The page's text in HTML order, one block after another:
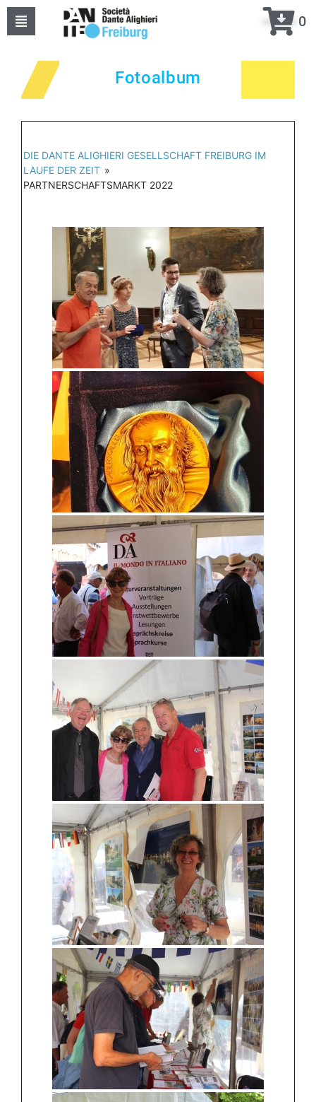
Über uns
Events
Kurse
Projekte
Kontakte
meine DANTE
0
Fotoalbum
DIE DANTE ALIGHIERI GESELLSCHAFT FREIBURG IM
LAUFE DER ZEIT »
PARTNERSCHAFTSMARKT 2022